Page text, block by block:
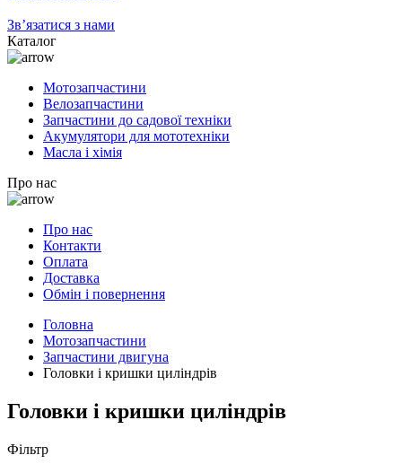
Зв’язатися з нами
Каталог
Мотозапчастини
Велозапчастини
Запчастини до садової техніки
Акумулятори для мототехніки
Масла і хімія
Про нас
Про нас
Контакти
Оплата
Доставка
Обмін і повернення
Головна
Мотозапчастини
Запчастини двигуна
Головки і кришки циліндрів
Головки і кришки циліндрів
Фільтр